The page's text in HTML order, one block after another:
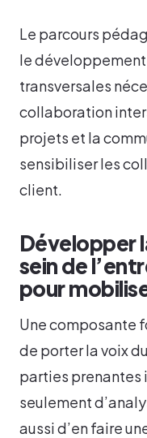
Le parcours
le
transversales
collaboration
projets et la
sensibiliser les
client.
Développer
sein de
pour
Une composante
de porter la voix
parties prenantes
seulement
aussi d’en faire